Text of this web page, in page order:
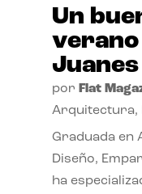
Un
Juanes
por Flat
Arquitectura,
Graduada en
Diseño,
ha